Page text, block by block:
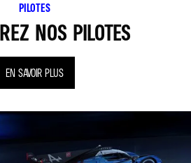
PILOTES
NOS PILOTES
EN SAVOIR PLUS